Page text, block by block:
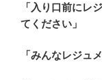
「入り口前にレ
てください」
「みんなレジュ